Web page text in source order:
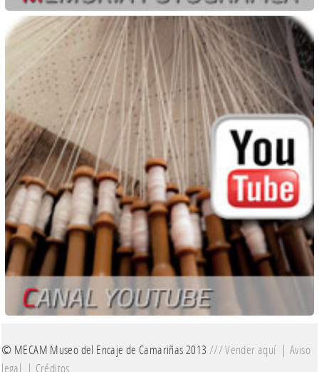
© MECAM Museo del Encaje de Camariñas 2013 ///Vender aquí|Aviso
legal
Créditos